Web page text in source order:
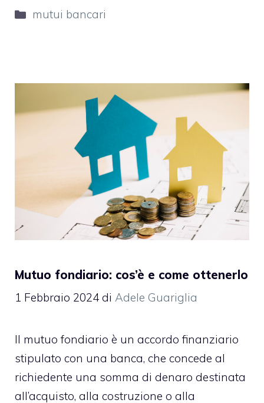
Categorie
mutui bancari
Mutuo fondiario: cos’è e come ottenerlo
1 Febbraio 2024 di Adele Guariglia
Il mutuo fondiario è un accordo finanziario
stipulato con una banca, che concede al
richiedente una somma di denaro destinata
all’acquisto, alla costruzione o alla